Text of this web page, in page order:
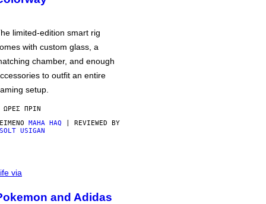
limited-edition smart rig
with custom glass, a
chamber, and enough
to outfit an entire
setup.
ΏΡΕΣ ΠΡΙΝ
MAHA HAQ | REVIEWED BY
USIGAN
via
and Adidas